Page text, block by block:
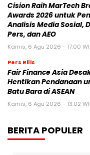
Cision Raih MarTech
Awards 2026 untuk
Analisis Media Sosial,
Pers, dan AEO
Kamis, 6 Agu 2026 - 17:00
Pers Rilis
Fair Finance Asia
Hentikan Pendanaan
Batu Bara di ASEAN
Kamis, 6 Agu 2026 - 13:02
BERITA POPULER